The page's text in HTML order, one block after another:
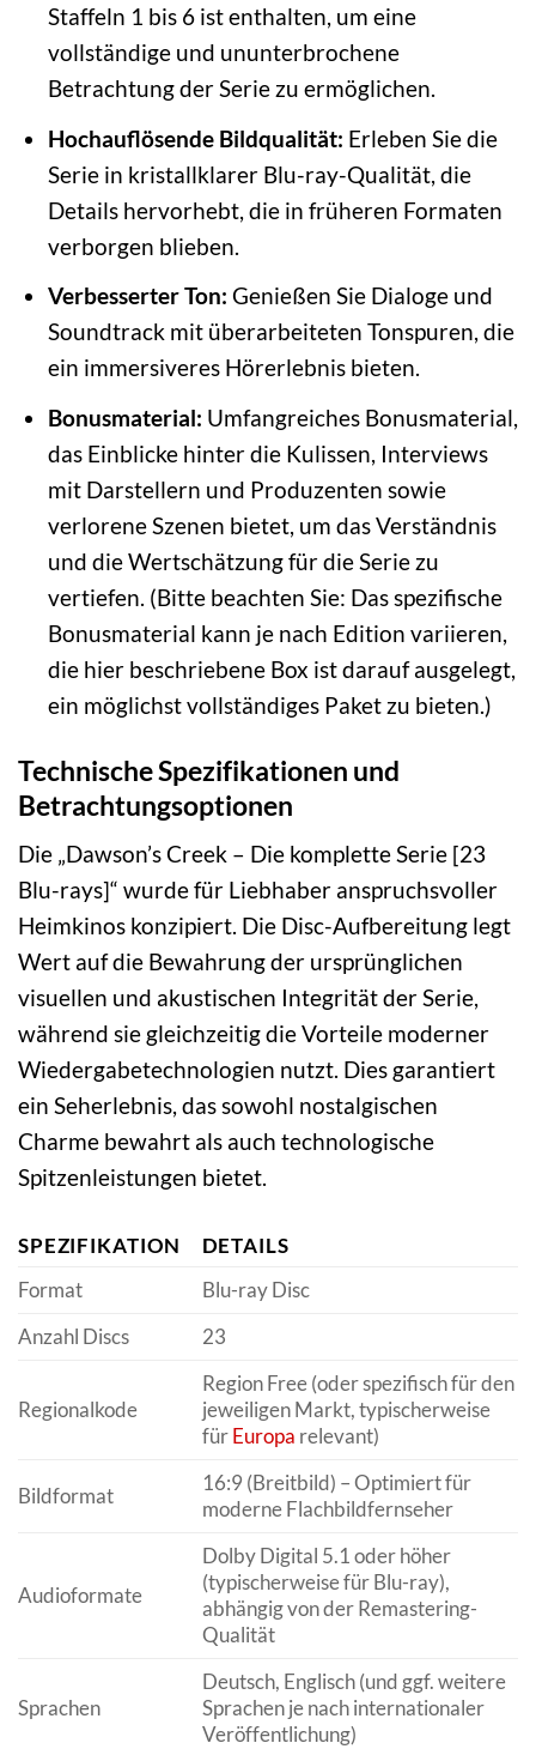
Staffeln 1 bis 6 ist enthalten, um eine
vollständige und ununterbrochene
Betrachtung der Serie zu ermöglichen.
Hochauflösende Bildqualität: Erleben Sie die
Serie in kristallklarer Blu-ray-Qualität, die
Details hervorhebt, die in früheren Formaten
verborgen blieben.
Verbesserter Ton: Genießen Sie Dialoge und
Soundtrack mit überarbeiteten Tonspuren, die
ein immersiveres Hörerlebnis bieten.
Bonusmaterial: Umfangreiches Bonusmaterial,
das Einblicke hinter die Kulissen, Interviews
mit Darstellern und Produzenten sowie
verlorene Szenen bietet, um das Verständnis
und die Wertschätzung für die Serie zu
vertiefen. (Bitte beachten Sie: Das spezifische
Bonusmaterial kann je nach Edition variieren,
die hier beschriebene Box ist darauf ausgelegt,
ein möglichst vollständiges Paket zu bieten.)
Technische Spezifikationen und
Betrachtungsoptionen
Die „Dawson’s Creek – Die komplette Serie [23
Blu-rays]“ wurde für Liebhaber anspruchsvoller
Heimkinos konzipiert. Die Disc-Aufbereitung legt
Wert auf die Bewahrung der ursprünglichen
visuellen und akustischen Integrität der Serie,
während sie gleichzeitig die Vorteile moderner
Wiedergabetechnologien nutzt. Dies garantiert
ein Seherlebnis, das sowohl nostalgischen
Charme bewahrt als auch technologische
Spitzenleistungen bietet.
SPEZIFIKATION
DETAILS
Format
Blu-ray Disc
Anzahl Discs
23
Regionalkode
Region Free (oder spezifisch für den
jeweiligen Markt, typischerweise
fürEuropa relevant)
Bildformat
16:9 (Breitbild) – Optimiert für
moderne Flachbildfernseher
Audioformate
Dolby Digital 5.1 oder höher
(typischerweise für Blu-ray),
abhängig von der Remastering-
Qualität
Sprachen
Deutsch, Englisch (und ggf. weitere
Sprachen je nach internationaler
Veröffentlichung)